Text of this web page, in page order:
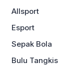
Allsport
Esport
Sepak Bola
Bulu Tangkis